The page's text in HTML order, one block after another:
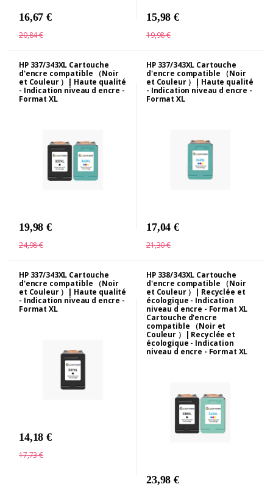
16,67 €
20,84 €
15,98 €
19,98 €
HP 337/343XL Cartouche
d'encre compatible （Noir
et Couleur ）| Haute qualité
- Indication niveau d encre -
Format XL
19,98 €
24,98 €
HP 337/343XL Cartouche
d'encre compatible （Noir
et Couleur ）| Haute qualité
- Indication niveau d encre -
Format XL
17,04 €
21,30 €
HP 337/343XL Cartouche
d'encre compatible （Noir
et Couleur ）| Haute qualité
- Indication niveau d encre -
Format XL
14,18 €
17,73 €
HP 338/343XL Cartouche
d'encre compatible （Noir
et Couleur ）| Recyclée et
écologique - Indication
niveau d encre - Format XL
Cartouche d'encre
compatible （Noir et
Couleur ）| Recyclée et
écologique - Indication
niveau d encre - Format XL
23,98 €